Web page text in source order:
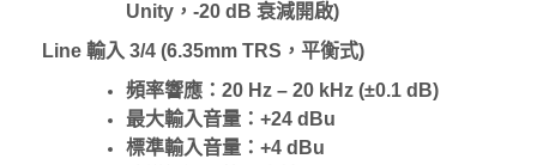
Unity，-20 dB 衰減開啟)
Line 輸入 3/4 (6.35mm TRS，平衡式)
頻率響應：20 Hz – 20 kHz (±0.1 dB)
最大輸入音量：+24 dBu
標準輸入音量：+4 dBu